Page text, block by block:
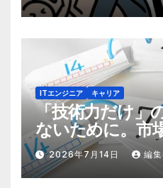
ITエンジニア キャリア
「技術力だけ」
ないために。市
する『プラスα』
2026年7月14日 編集